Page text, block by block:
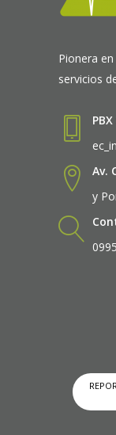
Pionera
servicios
Av.
y